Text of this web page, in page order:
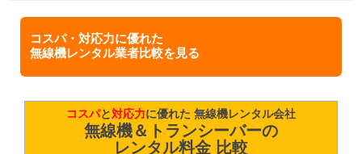
コスパ・対応力に優れた
無線機レンタル業者比較を見る
コスパと対応力に優れた 無線機レンタル会社
無線機＆トランシーバーの
レンタル料金 比較